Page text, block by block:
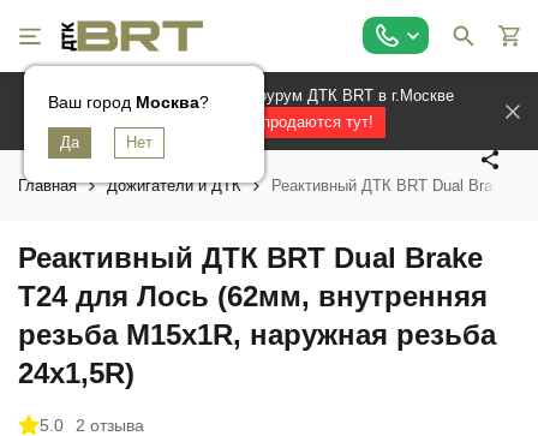
Ваш город Москва?
Ваш город Москва?
Ваш город Москва?
Официальный магазин и шоурум ДТК BRT в г.Москве
Лучшие ДТК продаются тут!
Главная Дожигатели и ДТК Реактивный ДТК BRT Dual Brake
Реактивный ДТК BRT Dual Brake
T24 для Лось (62мм, внутренняя
резьба M15x1R, наружная резьба
24х1,5R)
5.0
2 отзыва